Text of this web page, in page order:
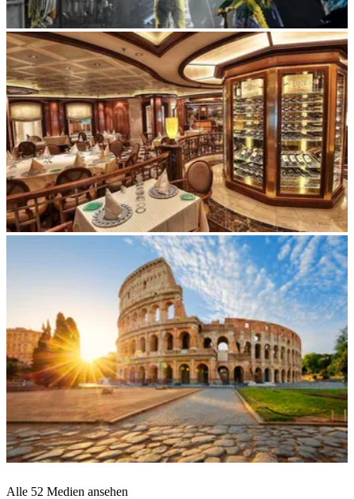
Alle 52 Medien ansehen